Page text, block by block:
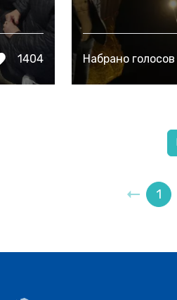
1404 Набрано голосов
1